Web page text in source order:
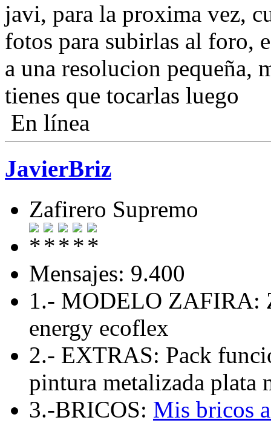
javi, para la proxima vez,
fotos para subirlas al foro,
a una resolucion pequeña,
tienes que tocarlas luego
En línea
JavierBriz
Zafirero Supremo
Mensajes: 9.400
1.- MODELO ZAFIRA:
energy ecoflex
2.- EXTRAS: Pack
pintura metalizada plata
3.-BRICOS: Mis bricos